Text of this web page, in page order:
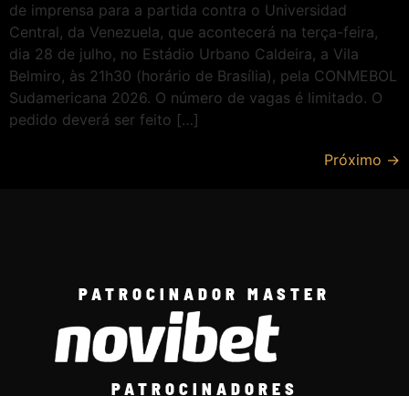
de imprensa para a partida contra o Universidad
Central, da Venezuela, que acontecerá na terça-feira,
dia 28 de julho, no Estádio Urbano Caldeira, a Vila
Belmiro, às 21h30 (horário de Brasília), pela CONMEBOL
Sudamericana 2026. O número de vagas é limitado. O
pedido deverá ser feito […]
Próximo →
PATROCINADOR MASTER
PATROCINADORES